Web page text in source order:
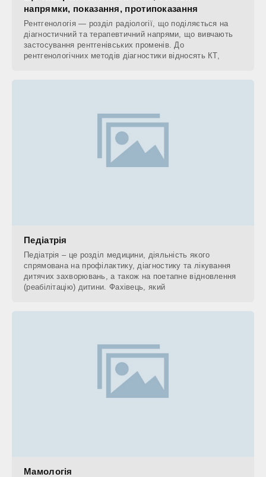
напрямки, показання, протипоказання
Рентгенологія — розділ радіології, що поділяється на
діагностичний та терапевтичний напрями, що вивчають
застосування рентгенівських променів. До
рентгенологічних методів діагностики відносять КТ,
Педіатрія
Педіатрія – це розділ медицини, діяльність якого
спрямована на профілактику, діагностику та лікування
дитячих захворювань, а також на поетапне відновлення
(реабілітацію) дитини. Фахівець, який
Мамологія